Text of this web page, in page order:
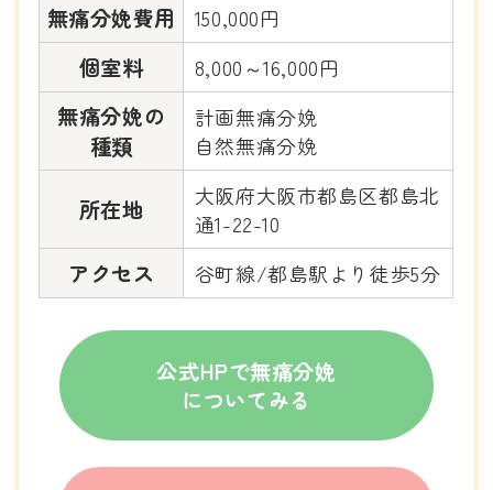
無痛分娩費用 150,000円
個室料 8,000～16,000円
無痛分娩の
種類
計画無痛分娩
自然無痛分娩
所在地
大阪府大阪市都島区都島北
通1-22-10
アクセス 谷町線/都島駅より徒歩5分
公式HPで無痛分娩
についてみる